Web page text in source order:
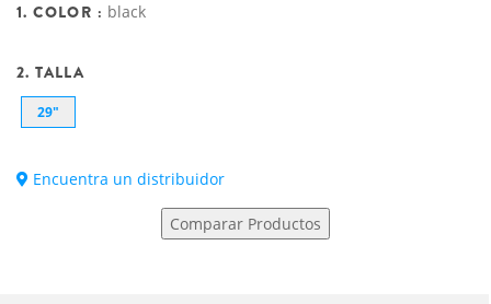
1. COLOR : black
2. TALLA
29"
Encuentra un distribuidor
Comparar Productos